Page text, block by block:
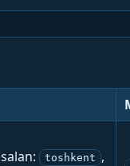
toshkent ,